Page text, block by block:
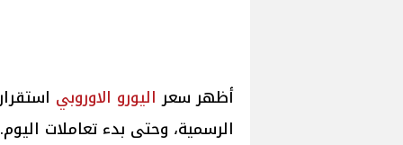
أظهر سعر اليورو الاوروبي
الرسمية، وحتى بدء تعاملات اليوم.